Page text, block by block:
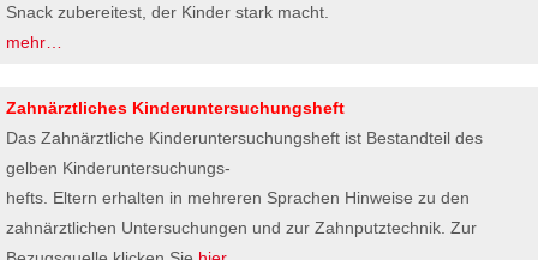
Snack zubereitest, der Kinder stark macht.
mehr…
Zahnärztliches Kinderuntersuchungsheft
Das Zahnärztliche Kinderuntersuchungsheft ist Bestandteil des
gelben Kinderuntersuchungs-
hefts. Eltern erhalten in mehreren Sprachen Hinweise zu den
zahnärztlichen Untersuchungen und zur Zahnputztechnik. Zur